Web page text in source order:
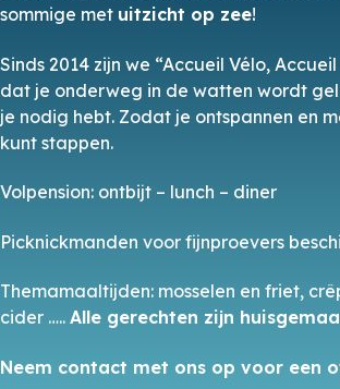
sommige met uitzicht op zee!
Sinds 2014 zijn we “Accueil Vélo,
dat je onderweg in de watten wordt
je nodig hebt. Zodat je ontspannen en
kunt stappen.
Volpension: ontbijt – lunch – diner
Picknickmanden voor fijnproevers
Themamaaltijden: mosselen en friet,
cider ….. Alle gerechten zijn
Neem contact met ons op voor een